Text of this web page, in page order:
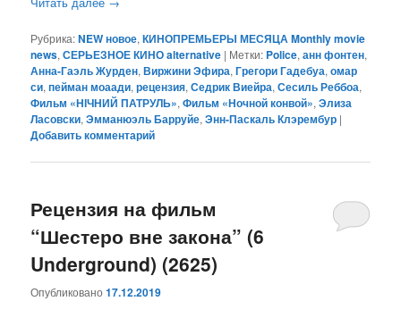
Рубрика:NEW новое,КИНОПРЕМЬЕРЫ МЕСЯЦА Monthly movie
news,СЕРЬЕЗНОЕ КИНО alternative | Метки: Police,анн фонтен,
Анна-Гаэль Журден,Виржини Эфира,Грегори Гадебуа,омар
си,пейман моаади,рецензия,Седрик Виейра,Сесиль Реббоа,
Фильм «НІЧНИЙ ПАТРУЛЬ»,Фильм «Ночной конвой»,Элиза
Ласовски,Эмманюэль Барруйе,Энн-Паскаль Клэрембур |
Добавить комментарий
Рецензия на фильм
“Шестеро вне закона” (6
Underground) (2625)
Опубликовано17.12.2019